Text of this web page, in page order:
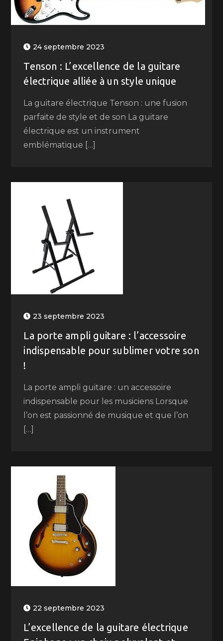
24 septembre 2023
Tenson : L’excellence de la guitare
électrique alliée à un style unique
La guitare électrique Tenson : une fusion
parfaite de style et de son La guitare
électrique est un instrument
emblématique […]
23 septembre 2023
La porte ampli guitare : l’accessoire
indispensable pour sublimer votre son
!
La porte ampli guitare : un accessoire
indispensable pour les musiciens Lorsque
l’on est passionné de musique et que l’on
[…]
22 septembre 2023
L’excellence de la guitare électrique